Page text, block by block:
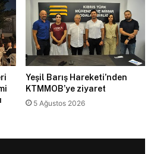
Yeşil Barış Hareketi’nden
KTMMOB’ye ziyaret
5 Ağustos 2026